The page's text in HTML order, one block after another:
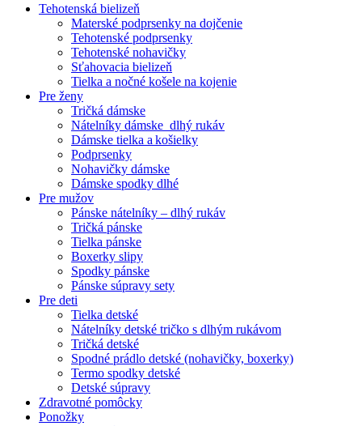
Tehotenská bielizeň
Materské podprsenky na dojčenie
Tehotenské podprsenky
Tehotenské nohavičky
Sťahovacia bielizeň
Tielka a nočné košele na kojenie
Pre ženy
Tričká dámske
Nátelníky dámske dlhý rukáv
Dámske tielka a košielky
Podprsenky
Nohavičky dámske
Dámske spodky dlhé
Pre mužov
Pánske nátelníky – dlhý rukáv
Tričká pánske
Tielka pánske
Boxerky slipy
Spodky pánske
Pánske súpravy sety
Pre deti
Tielka detské
Nátelníky detské tričko s dlhým rukávom
Tričká detské
Spodné prádlo detské (nohavičky, boxerky)
Termo spodky detské
Detské súpravy
Zdravotné pomôcky
Ponožky